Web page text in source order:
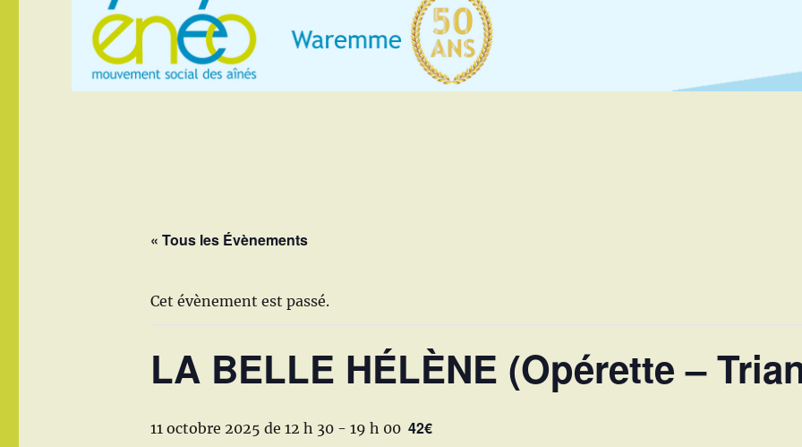
« Tous les Évènements
Cet évènement est passé.
LA BELLE HÉLÈNE (Opérette –
11 octobre 2025 de 12 h 30 - 19 h 00 42€